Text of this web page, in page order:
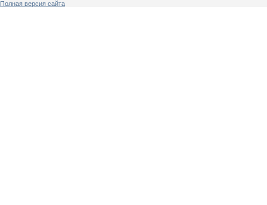
Полная версия сайта